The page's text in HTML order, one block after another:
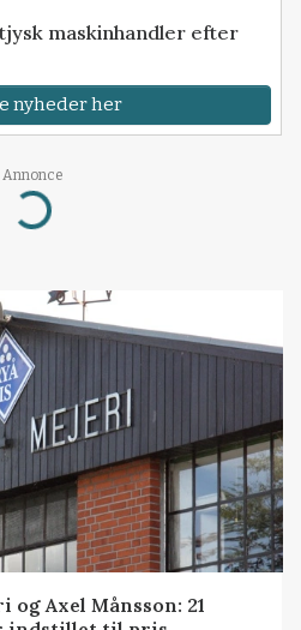
maskinhandler efter
nyheder her
Annonce
Loading...
Axel Månsson: 21